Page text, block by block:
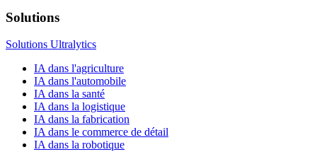
Solutions
Solutions Ultralytics
IA dans l'agriculture
IA dans l'automobile
IA dans la santé
IA dans la logistique
IA dans la fabrication
IA dans le commerce de détail
IA dans la robotique